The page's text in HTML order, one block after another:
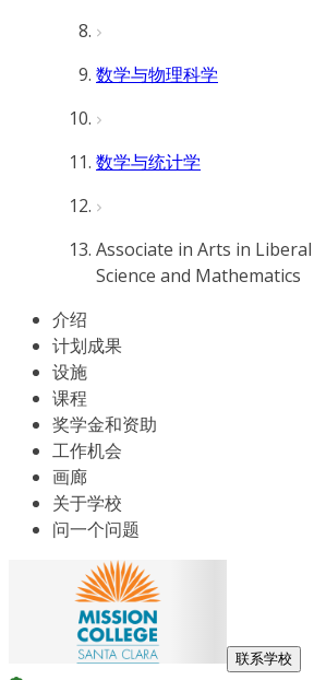
数学与物理科学
数学与统计学
Associate in Arts in
Science and Mathematics
介绍
计划成果
设施
课程
奖学金和资助
工作机会
画廊
关于学校
问一个问题
联系学校